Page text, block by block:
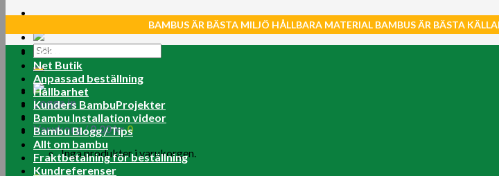
Sök
efter:
Logga in
Varukorg /0.00kr 0
Inga produkter i varukorgen.
BAMBUS ÄR BÄSTA MILJÖ HÅLLBARA MATERIAL BAMBUS ÄR BÄSTA
Home
Net Butik
Anpassad beställning
Hållbarhet
Kunders BambuProjekter
Bambu Installation videor
Bambu Blogg / Tips
Allt om bambu
Fraktbetalning för beställning
Kundreferenser